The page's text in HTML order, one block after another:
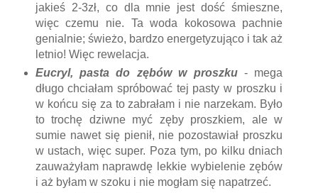
jakieś 2-3zł, co dla mnie jest dość śmieszne,
więc czemu nie. Ta woda kokosowa pachnie
genialnie; świeżo, bardzo energetyzująco i tak aż
letnio! Więc rewelacja.
Eucryl, pasta do zębów w proszku- mega
długo chciałam spróbować tej pasty w proszku i
w końcu się za to zabrałam i nie narzekam. Było
to trochę dziwne myć zęby proszkiem, ale w
sumie nawet się pienił, nie pozostawiał proszku
w ustach, więc super. Poza tym, po kilku dniach
zauważyłam naprawdę lekkie wybielenie zębów
i aż byłam w szoku i nie mogłam się napatrzeć.